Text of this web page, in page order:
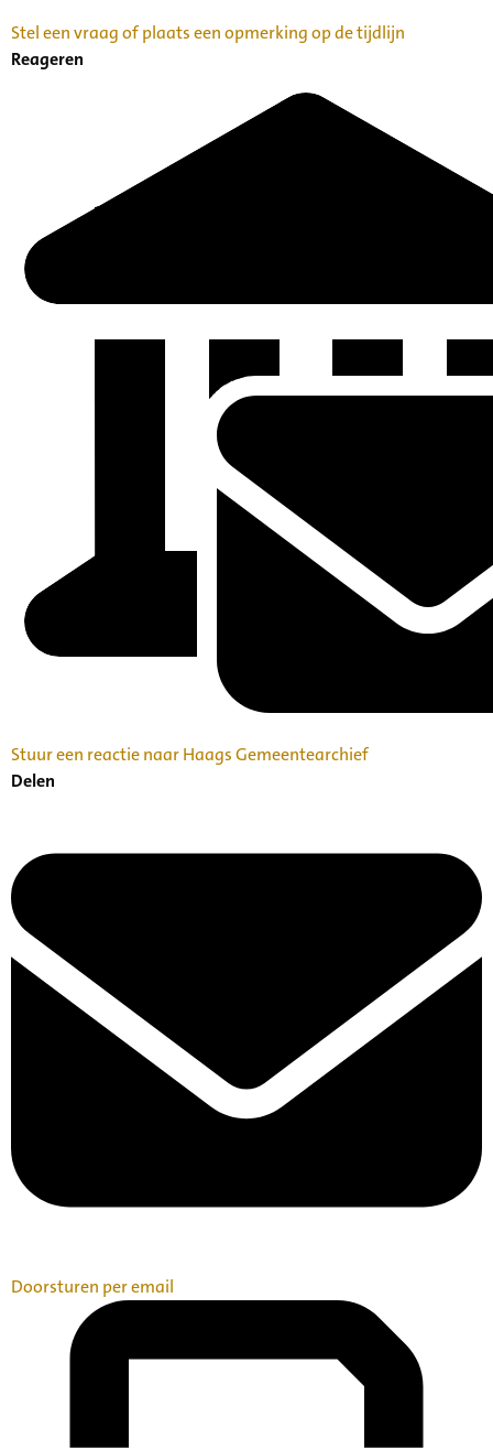
Stel een vraag of plaats een opmerking op de tijdlijn
Reageren
Stuur een reactie naar Haags Gemeentearchief
Delen
Doorsturen per email